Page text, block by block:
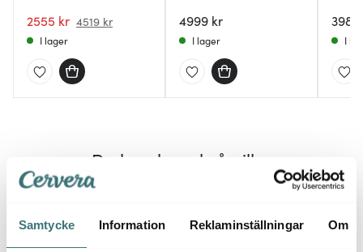
Samtycke Information Reklaminställningar Om
cm 5,3 L Meringue
2555 kr 4519 kr
I lager
cm 6,7 L Chambray
4999 kr
I lager
cm
I
Du kanske också gillar